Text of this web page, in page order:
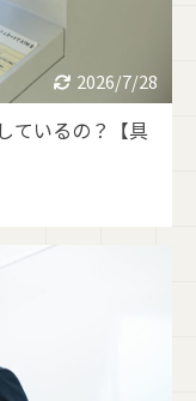
2026/7/28
ているの？【具